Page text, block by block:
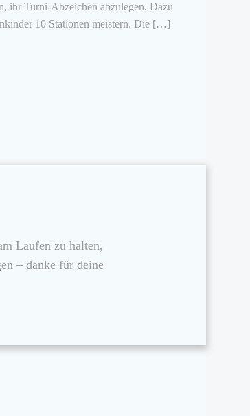
ihr Turni-Abzeichen abzulegen. Dazu
10 Stationen meistern. Die […]
Laufen zu halten,
– danke für deine